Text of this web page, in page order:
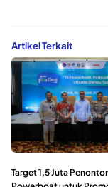
Artikel Terkait
Target 1,5 Juta